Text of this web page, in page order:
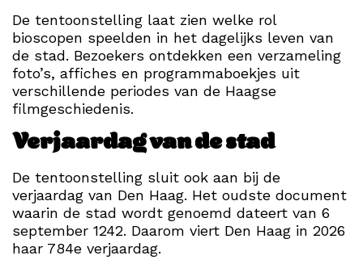
De tentoonstelling laat zien welke rol
bioscopen speelden in het dagelijks leven van
de stad. Bezoekers ontdekken een verzameling
foto’s, affiches en programmaboekjes uit
verschillende periodes van de Haagse
filmgeschiedenis.
Verjaardag van de stad
De tentoonstelling sluit ook aan bij de
verjaardag van Den Haag. Het oudste document
waarin de stad wordt genoemd dateert van 6
september 1242. Daarom viert Den Haag in 2026
haar 784e verjaardag.